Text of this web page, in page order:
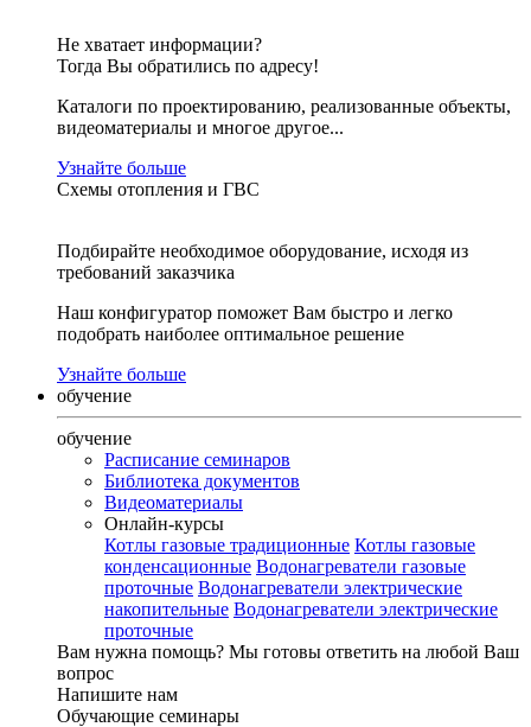
Не хватает информации?
Тогда Вы обратились по адресу!
Каталоги по проектированию, реализованные объекты,
видеоматериалы и многое другое...
Узнайте больше
Схемы отопления и ГВС
Подбирайте необходимое оборудование, исходя из
требований заказчика
Наш конфигуратор поможет Вам быстро и легко
подобрать наиболее оптимальное решение
Узнайте больше
обучение
обучение
Расписание семинаров
Библиотека документов
Видеоматериалы
Онлайн-курсы
Котлы газовые традиционные Котлы газовые
конденсационные Водонагреватели газовые
проточные Водонагреватели электрические
накопительные Водонагреватели электрические
проточные
Вам нужна помощь? Мы готовы ответить на любой Ваш
вопрос
Напишите нам
Обучающие семинары